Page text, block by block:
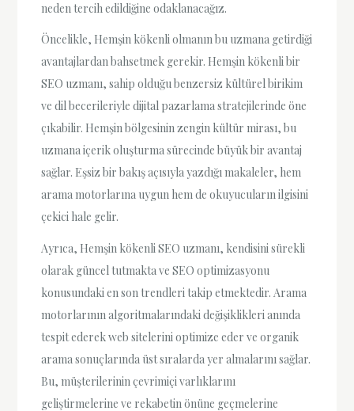
neden tercih edildiğine odaklanacağız.
Öncelikle, Hemşin kökenli olmanın bu uzmana getirdiği
avantajlardan bahsetmek gerekir. Hemşin kökenli bir
SEO uzmanı, sahip olduğu benzersiz kültürel birikim
ve dil becerileriyle dijital pazarlama stratejilerinde öne
çıkabilir. Hemşin bölgesinin zengin kültür mirası, bu
uzmana içerik oluşturma sürecinde büyük bir avantaj
sağlar. Eşsiz bir bakış açısıyla yazdığı makaleler, hem
arama motorlarına uygun hem de okuyucuların ilgisini
çekici hale gelir.
Ayrıca, Hemşin kökenli SEO uzmanı, kendisini sürekli
olarak güncel tutmakta ve SEO optimizasyonu
konusundaki en son trendleri takip etmektedir. Arama
motorlarının algoritmalarındaki değişiklikleri anında
tespit ederek web sitelerini optimize eder ve organik
arama sonuçlarında üst sıralarda yer almalarını sağlar.
Bu, müşterilerinin çevrimiçi varlıklarını
geliştirmelerine ve rekabetin önüne geçmelerine